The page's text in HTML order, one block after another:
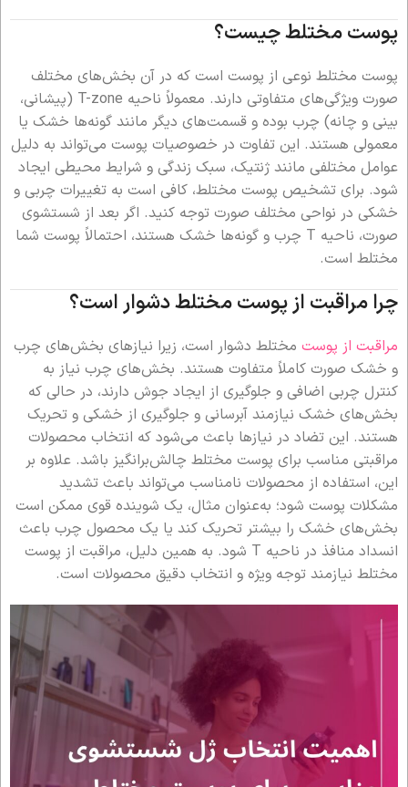
پوست مختلط چیست؟
پوست مختلط نوعی از پوست است که در آن بخش‌های مختلف
صورت ویژگی‌های متفاوتی دارند. معمولاً ناحیه T-zone (پیشانی،
بینی و چانه) چرب بوده و قسمت‌های دیگر مانند گونه‌ها خشک یا
معمولی هستند. این تفاوت در خصوصیات پوست می‌تواند به دلیل
عوامل مختلفی مانند ژنتیک، سبک زندگی و شرایط محیطی ایجاد
شود. برای تشخیص پوست مختلط، کافی است به تغییرات چربی و
خشکی در نواحی مختلف صورت توجه کنید. اگر بعد از شستشوی
صورت، ناحیه T چرب و گونه‌ها خشک هستند، احتمالاً پوست شما
مختلط است.
چرا مراقبت از پوست مختلط دشوار است؟
مراقبت از پوست مختلط دشوار است، زیرا نیازهای بخش‌های چرب
و خشک صورت کاملاً متفاوت هستند. بخش‌های چرب نیاز به
کنترل چربی اضافی و جلوگیری از ایجاد جوش دارند، در حالی که
بخش‌های خشک نیازمند آبرسانی و جلوگیری از خشکی و تحریک
هستند. این تضاد در نیازها باعث می‌شود که انتخاب محصولات
مراقبتی مناسب برای پوست مختلط چالش‌برانگیز باشد. علاوه بر
این، استفاده از محصولات نامناسب می‌تواند باعث تشدید
مشکلات پوست شود؛ به‌عنوان مثال، یک شوینده قوی ممکن است
بخش‌های خشک را بیشتر تحریک کند یا یک محصول چرب باعث
انسداد منافذ در ناحیه T شود. به همین دلیل، مراقبت از پوست
مختلط نیازمند توجه ویژه و انتخاب دقیق محصولات است.